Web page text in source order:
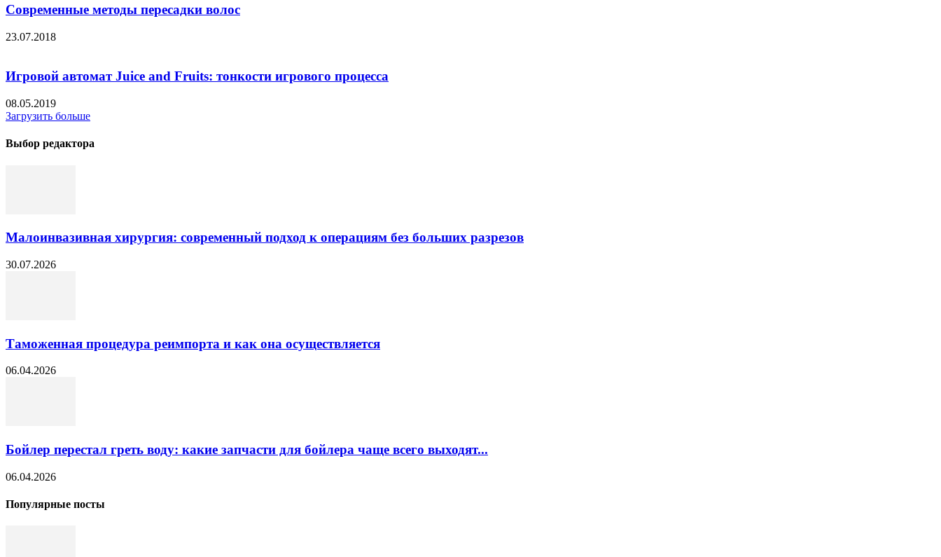
Современные методы пересадки волос
23.07.2018
Игровой автомат Juice and Fruits: тонкости игрового процесса
08.05.2019
Загрузить больше
Выбор редактора
Малоинвазивная хирургия: современный подход к операциям без больших разрезов
30.07.2026
Таможенная процедура реимпорта и как она осуществляется
06.04.2026
Бойлер перестал греть воду: какие запчасти для бойлера чаще всего выходят...
06.04.2026
Популярные посты